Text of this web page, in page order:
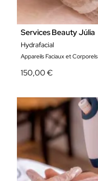
Services Beauty Júlia
Hydrafacial
Appareils Faciaux et Corporels
150,00 €